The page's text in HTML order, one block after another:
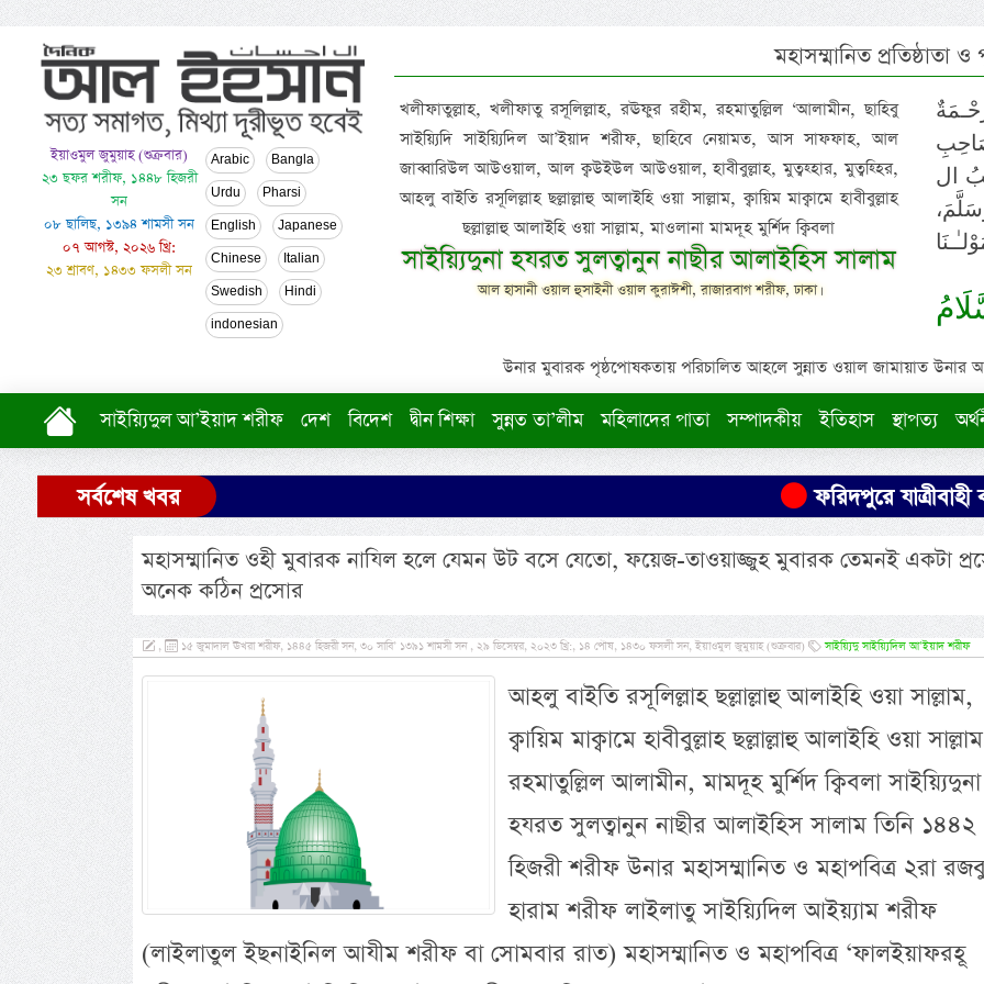
ইয়াওমুল জুমুয়াহ (শুক্রবার)
২৩ ছফর শরীফ, ১৪৪৮ হিজরী
সন
০৮ ছালিছ, ১৩৯৪ শামসী সন
০৭ আগস্ট, ২০২৬ খ্রি:
২৩ শ্রাবণ, ১৪৩৩ ফসলী সন
Arabic Bangla
Urdu Pharsi
English Japanese
Chinese Italian
Swedish Hindi
indonesian
মহাসম্মানিত প্রতিষ্ঠাতা
খলীফাতুল্লাহ, খলীফাতু রসূলিল্লাহ, রঊফুর রহীম, রহমাতুল্লিল ‘আলামীন, ছাহিবু
সাইয়্যিদি সাইয়্যিদিল আ’ইয়াদ শরীফ, ছাহিবে নেয়ামত, আস সাফফাহ, আল
জাব্বারিউল আউওয়াল, আল ক্বউইউল আউওয়াল, হাবীবুল্লাহ, মুত্বহ্হার, মুত্বহ্হির,
আহলু বাইতি রসূলিল্লাহ ছল্লাল্লাহু আলাইহি ওয়া সাল্লাম, ক্বায়িম মাক্বামে হাবীবুল্লাহ
ছল্লাল্লাহু আলাইহি ওয়া সাল্লাম, মাওলানা মামদূহ মুর্শিদ ক্বিবলা
সাইয়্যিদুনা হযরত সুলত্বানুন নাছীর আলাইহিস সালাম
আল হাসানী ওয়াল হুসাইনী ওয়াল কুরাঈশী, রাজারবাগ শরীফ, ঢাকা।
ال
উনার মুবারক পৃষ্ঠপোষকতায় পরিচালিত আহলে সুন্নাত ওয়াল জামায়াত উনার
সাইয়্যিদুল আ’ইয়াদ শরীফ দেশ বিদেশ দ্বীন শিক্ষা সুন্নত তা’লীম মহিলাদের পাতা সম্পাদকীয় ইতিহাস স্থাপত্য
সর্বশেষ খবর ফরিদপুরে যাত্রীবাহী বাস
মহাসম্মানিত ওহী মুবারক নাযিল হলে যেমন উট বসে যেতো, ফয়েজ-তাওয়াজ্জুহ মুবারক তেমনই একটা
অনেক কঠিন প্রসোর
, ১৫ জুমাদাল ঊখরা শরীফ, ১৪৪৫ হিজরী সন, ৩০ সাবি’ ১৩৯১ শামসী সন , ২৯ ডিসেম্বর, ২০২৩ খ্রি:, ১৪ পৌষ, ১৪৩০ ফসলী সন, ইয়াওমুল জুমুয়াহ (শুক্রবার) সাইয়্যিদু সাইয়্যিদিল আ’ইয়াদ শরীফ
আহলু বাইতি রসূলিল্লাহ ছল্লাল্লাহু আলাইহি ওয়া সাল্লাম,
ক্বায়িম মাক্বামে হাবীবুল্লাহ ছল্লাল্লাহু আলাইহি ওয়া
রহমাতুল্লিল আলামীন, মামদূহ মুর্শিদ ক্বিবলা সাইয়্যিদুনা
হযরত সুলত্বানুন নাছীর আলাইহিস সালাম তিনি ১৪৪২
হিজরী শরীফ উনার মহাসম্মানিত ও মহাপবিত্র ২রা
হারাম শরীফ লাইলাতু সাইয়্যিদিল আইয়্যাম শরীফ
(লাইলাতুল ইছনাইনিল আযীম শরীফ বা সোমবার রাত) মহাসম্মানিত ও মহাপবিত্র ‘ফালইয়াফরহূ
অসংখ্য
প্রমাণিত-